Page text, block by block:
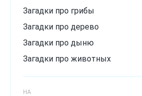
Загадки про грибы
Загадки про дерево
Загадки про дыню
Загадки про животных
Загадки про лёд
НА